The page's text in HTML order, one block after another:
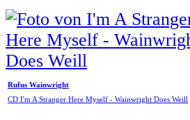
Rufus Wainwright
CD I'm A Stranger Here Myself - Wainwright Does Weill